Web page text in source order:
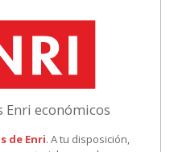
Enri económicos
de Enri. A tu disposición,